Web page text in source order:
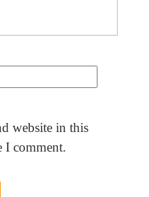
website in this
I comment.